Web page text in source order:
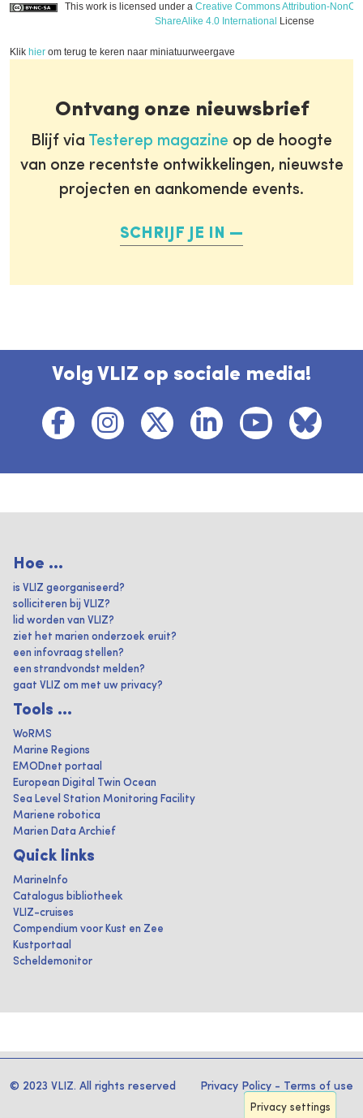
This work is licensed under a Creative Commons Attribution-
ShareAlike 4.0 International License
Klik hier om terug te keren naar miniatuurweergave
Ontvang onze nieuwsbrief
Blijf via Testerep magazine op de hoogte
van onze recentste ontwikkelingen, nieuwste
projecten en aankomende events.
SCHRIJF JE IN
Volg VLIZ op sociale media!
Hoe ...
is VLIZ georganiseerd?
solliciteren bij VLIZ?
lid worden van VLIZ?
ziet het marien onderzoek eruit?
een infovraag stellen?
een strandvondst melden?
gaat VLIZ om met uw privacy?
Tools ...
WoRMS
Marine Regions
EMODnet portaal
European Digital Twin Ocean
Sea Level Station Monitoring Facility
Mariene robotica
Marien Data Archief
Quick links
MarineInfo
Catalogus bibliotheek
VLIZ-cruises
Compendium voor Kust en Zee
Kustportaal
Scheldemonitor
© 2023 VLIZ. All rights reserved Privacy Policy - Terms of use
Privacy settings